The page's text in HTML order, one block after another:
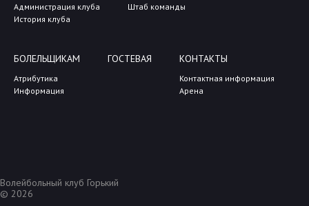
Администрация клуба
История клуба
Штаб команды
БОЛЕЛЬЩИКАМ
Атрибутика
Информация
ГОСТЕВАЯ КОНТАКТЫ
Контактная информация
Арена
Волейбольный клуб Горький
© 2026